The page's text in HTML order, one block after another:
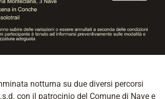
notturna su due diversi percorsi
con il patrocinio del Comune di Nave e